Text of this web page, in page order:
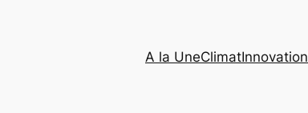
A la UneClimatInnovation